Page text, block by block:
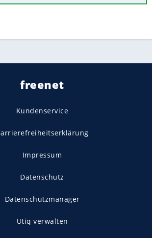
freenet
Kundenservice
Impressum
Datenschutz
Datenschutzmanager
Utiq verwalten